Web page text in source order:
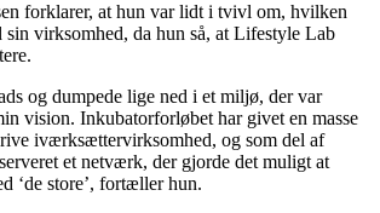
forklarer, at hun var lidt i tvivl om, hvilken
virksomhed, da hun så, at Lifestyle Lab
og dumpede lige ned i et miljø, der var
vision. Inkubatorforløbet har givet en masse
iværksættervirksomhed, og som del af
et netværk, der gjorde det muligt at
‘de store’, fortæller hun.